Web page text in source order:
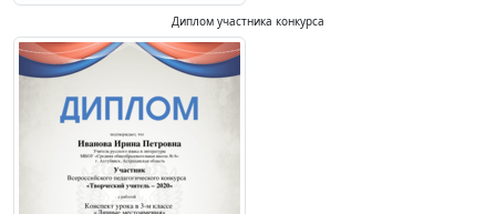
Диплом участника конкурса